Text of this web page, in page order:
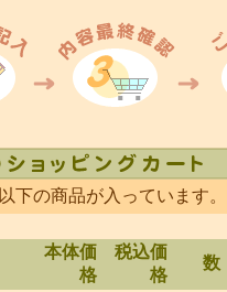
下の商品が入っています。
本体価
格
税込価
格